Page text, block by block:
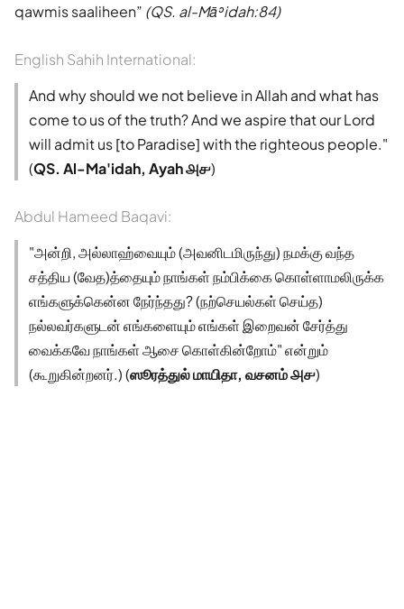
qawmis saaliheen (QS. al-Māʾidah:84)
English Sahih International:
And why should we not believe in Allah and what has
come to us of the truth? And we aspire that our Lord
will admit us [to Paradise] with the righteous people."
(QS. Al-Ma'idah, Ayah ௮௪)
Abdul Hameed Baqavi:
"அன்றி, அல்லாஹ்வையும் (அவனிடமிருந்து) நமக்கு வந்த
சத்திய (வேத)த்தையும் நாங்கள் நம்பிக்கை கொள்ளாமலிருக்க
எங்களுக்கென்ன நேர்ந்தது? (நற்செயல்கள் செய்த)
நல்லவர்களுடன் எங்களையும் எங்கள் இறைவன் சேர்த்து
வைக்கவே நாங்கள் ஆசை கொள்கின்றோம்" என்றும்
(கூறுகின்றனர்.) (ஸூரத்துல் மாயிதா, வசனம் ௮௪)